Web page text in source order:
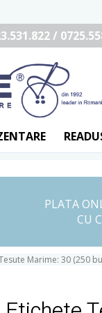
/
PLATA
CU
Marime: 30 (250